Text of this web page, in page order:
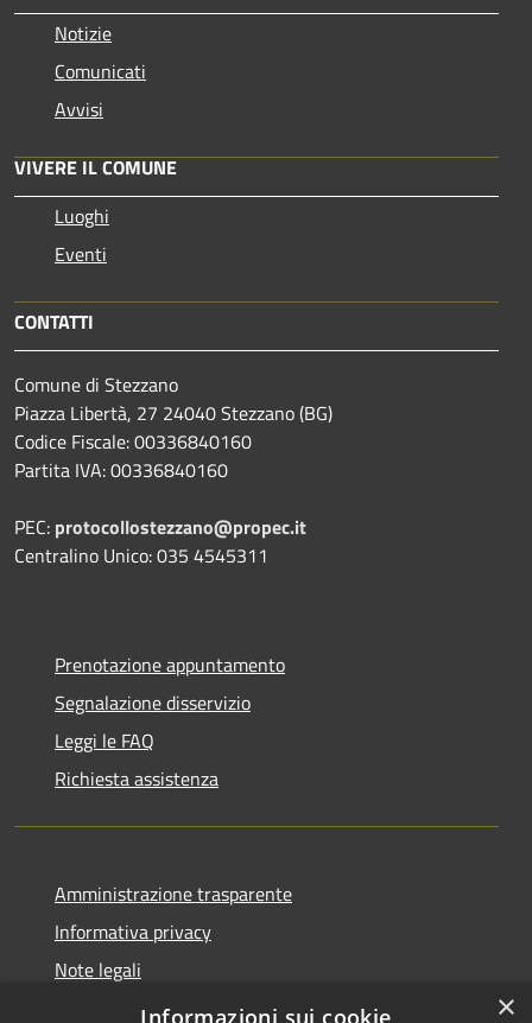
Notizie
Comunicati
Avvisi
VIVERE IL COMUNE
Luoghi
Eventi
CONTATTI
Comune di Stezzano
Piazza Libertà, 27 24040 Stezzano (BG)
Codice Fiscale: 00336840160
Partita IVA: 00336840160
PEC: protocollostezzano@propec.it
Centralino Unico: 035 4545311
Prenotazione appuntamento
Segnalazione disservizio
Leggi le FAQ
Richiesta assistenza
Amministrazione trasparente
Informativa privacy
Note legali
Dichiarazione di accessibilità
×
Informazioni sui cookie